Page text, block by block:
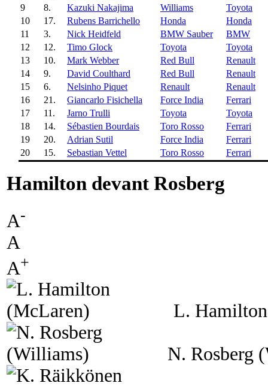
9
8. Kazuki Nakajima Williams
Toyota
10
17. Rubens Barrichello Honda
Honda
11
3. Nick Heidfeld BMW Sauber
BMW
12
12. Timo Glock Toyota
Toyota
13
10. Mark Webber Red Bull
Renault
14
9. David Coulthard Red Bull
Renault
15
6. Nelsinho Piquet Renault
Renault
16
21. Giancarlo Fisichella Force India
Ferrari
17
11. Jarno Trulli Toyota
Toyota
18
14. Sébastien Bourdais Toro Rosso
Ferrari
19
20. Adrian Sutil Force India
Ferrari
20
15. Sebastian Vettel Toro Rosso Ferrari
Hamilton devant Rosberg
A-
A
A+
L.
N. Rosberg